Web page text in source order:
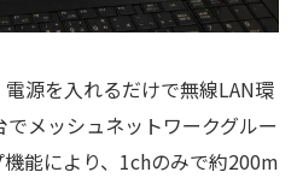
源を入れるだけで無線LAN環
メッシュネットワークグルー
能により、1chのみで約200m